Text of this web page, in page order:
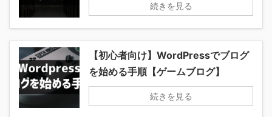
続きを見る
【初心者向け】WordPressでブログ
を始める手順【ゲームブログ】
続きを見る